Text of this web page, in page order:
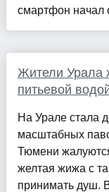
смартфон начал
Жители Урала
питьевой
На Урале стала
масштабных
Тюмени
желтая жижа с
принимать душ.